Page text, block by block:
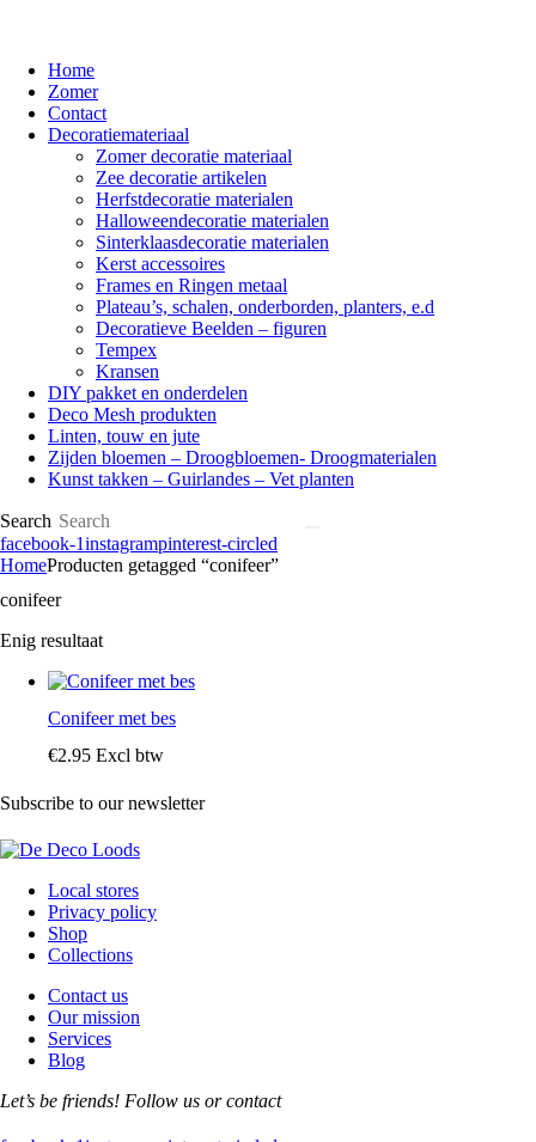
Home
Zomer
Contact
Decoratiemateriaal
Zomer decoratie materiaal
Zee decoratie artikelen
Herfstdecoratie materialen
Halloweendecoratie materialen
Sinterklaasdecoratie materialen
Kerst accessoires
Frames en Ringen metaal
Plateau’s, schalen, onderborden, planters, e.d
Decoratieve Beelden – figuren
Tempex
Kransen
DIY pakket en onderdelen
Deco Mesh produkten
Linten, touw en jute
Zijden bloemen – Droogbloemen- Droogmaterialen
Kunst takken – Guirlandes – Vet planten
Search
facebook-1instagrampinterest-circled
HomeProducten getagged “conifeer”
conifeer
Enig resultaat
Conifeer met bes
€2.95 Excl btw
Subscribe to our newsletter
Local stores
Privacy policy
Shop
Collections
Contact us
Our mission
Services
Blog
Let’s be friends! Follow us or contact